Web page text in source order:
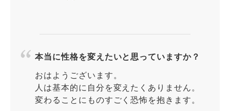
本当に性格を変えたいと思っていますか？
おはようございます。
人は基本的に自分を変えたくありません。
変わることにものすごく恐怖を抱きます。